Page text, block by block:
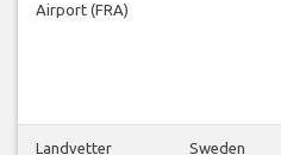
Airport (FRA)
Landvetter
Sweden